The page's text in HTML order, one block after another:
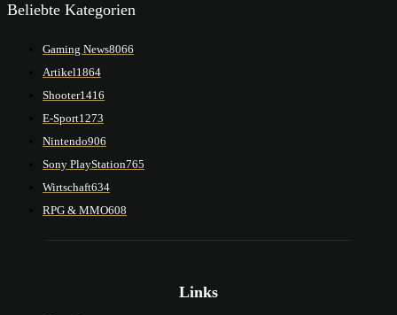
Beliebte Kategorien
Gaming News8066
Artikel1864
Shooter1416
E-Sport1273
Nintendo906
Sony PlayStation765
Wirtschaft634
RPG & MMO608
Links